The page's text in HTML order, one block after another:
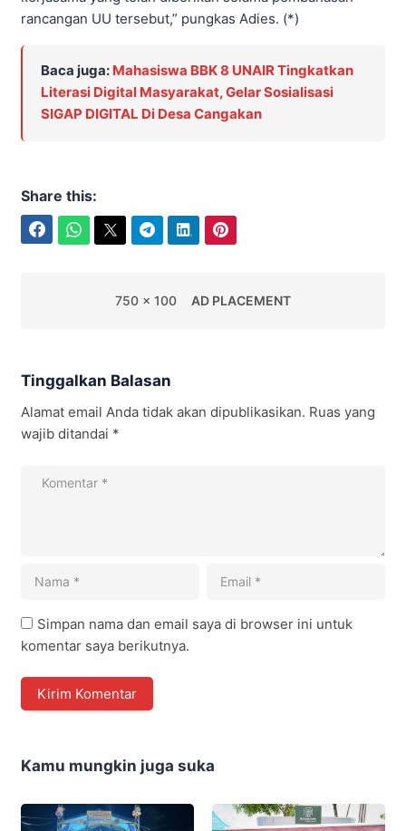
rancangan UU tersebut,” pungkas Adies. (*)
Baca juga: Mahasiswa BBK 8 UNAIR Tingkatkan
Literasi Digital Masyarakat, Gelar Sosialisasi
SIGAP DIGITAL Di Desa Cangakan
Share this:
750 x 100 AD PLACEMENT
Tinggalkan Balasan
Alamat email Anda tidak akan dipublikasikan. Ruas yang
wajib ditandai *
Simpan nama dan email saya di browser ini untuk
komentar saya berikutnya.
Kamu mungkin juga suka